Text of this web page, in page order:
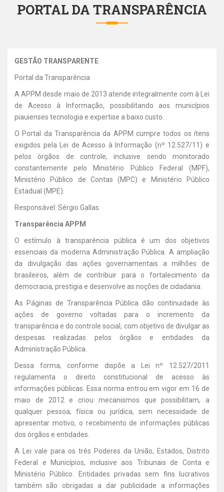
PORTAL DA TRANSPARÊNCIA
GESTÃO TRANSPARENTE
Portal da Transparência
A APPM desde maio de 2013 atende integralmente com à Lei
de Acesso à Informação, possibilitando aos municípios
piauienses tecnologia e expertise a baixo custo.
O Portal da Transparência da APPM cumpre todos os ítens
exigidos pela Lei de Acesso à Informação (nº 12.527/11) e
pelos órgãos de controle, inclusive sendo monitorado
constantemente pelo Ministério Público Federal (MPF),
Ministério Público de Contas (MPC) e Ministério Público
Estadual (MPE).
Responsável: Sérgio Gallas
Transparência APPM
O estímulo à transparência pública é um dos objetivos
essenciais da moderna Administração Pública. A ampliação
da divulgação das ações governamentais a milhões de
brasileiros, além de contribuir para o fortalecimento da
democracia, prestigia e desenvolve as noções de cidadania.
As Páginas de Transparência Pública dão continuidade às
ações de governo voltadas para o incremento da
transparência e do controle social, com objetivo de divulgar as
despesas realizadas pelos órgãos e entidades da
Administração Pública.
Dessa forma, conforme dispõe a Lei nº 12.527/2011
regulamenta o direito constitucional de acesso às
informações públicas. Essa norma entrou em vigor em 16 de
maio de 2012 e criou mecanismos que possibilitam, a
qualquer pessoa, física ou jurídica, sem necessidade de
apresentar motivo, o recebimento de informações públicas
dos órgãos e entidades.
A Lei vale para os três Poderes da União, Estados, Distrito
Federal e Municípios, inclusive aos Tribunais de Conta e
Ministério Público. Entidades privadas sem fins lucrativos
também são obrigadas a dar publicidade a informações